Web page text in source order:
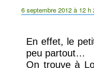
6 septembre 2012 à 12 h
En effet, le
peu partout…
On trouve à